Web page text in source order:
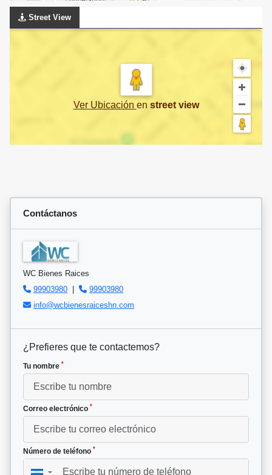
Street View
Ver Ubicación en street view
Contáctanos
WC Bienes Raices
99903980 |
99903980
info@wcbienesraiceshn.com
¿Prefieres que te contactemos?
Tu nombre *
Correo electrónico *
Número de teléfono *
▼